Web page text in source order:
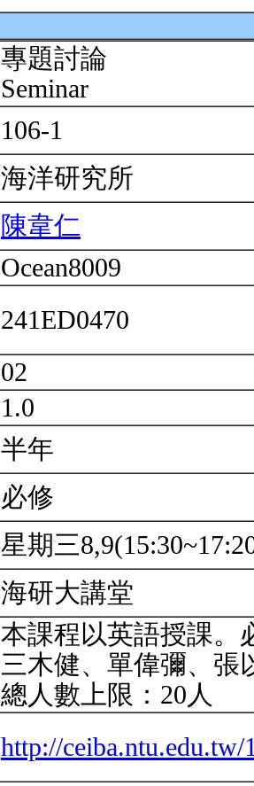
專題討論
Seminar
106-1
海洋研究所
陳韋仁
Ocean8009
241ED0470
02
1.0
半年
必修
星期三
海研大講堂
本課程以英語授課。
三木健、單偉彌、張
總人數上限：20人
http://ceiba.ntu.edu.tw/